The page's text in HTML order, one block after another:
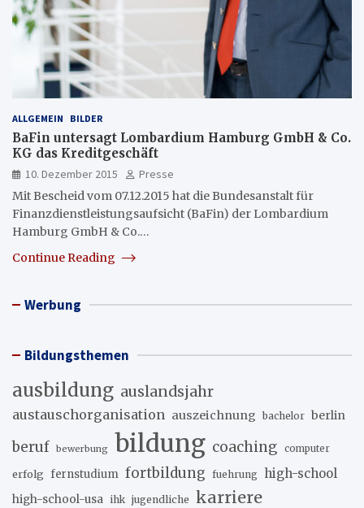
ALLGEMEIN BILDER
BaFin untersagt Lombardium Hamburg GmbH & Co.
KG das Kreditgeschäft
10. Dezember 2015
Presse
Mit Bescheid vom 07.12.2015 hat die Bundesanstalt für
Finanzdienstleistungsaufsicht (BaFin) der Lombardium
Hamburg GmbH & Co.…
Continue Reading
Werbung
Bildungsthemen
ausbildung auslandsjahr
austauschorganisation auszeichnung bachelor berlin
beruf bewerbung bildung coaching computer
erfolg fernstudium fortbildung fuehrung high-school
high-school-usa ihk jugendliche karriere